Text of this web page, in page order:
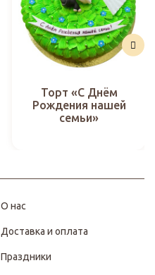
Торт «С Днём
Рождения нашей
семьи»
О нас
Доставка и оплата
Праздники